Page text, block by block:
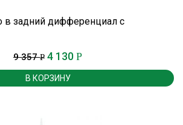
в задний дифференциал с
9 357Р 4 130 Р
В КОРЗИНУ